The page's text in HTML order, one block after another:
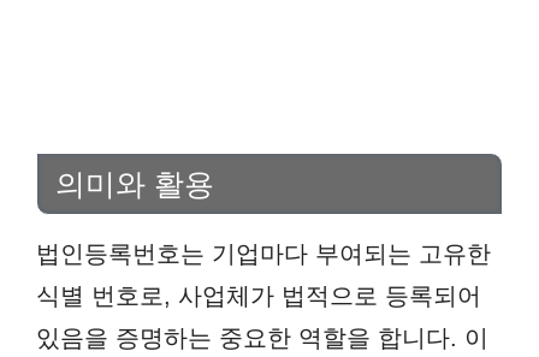
의미와 활용
법인등록번호는 기업마다 부여되는 고유한
식별 번호로, 사업체가 법적으로 등록되어
있음을 증명하는 중요한 역할을 합니다. 이